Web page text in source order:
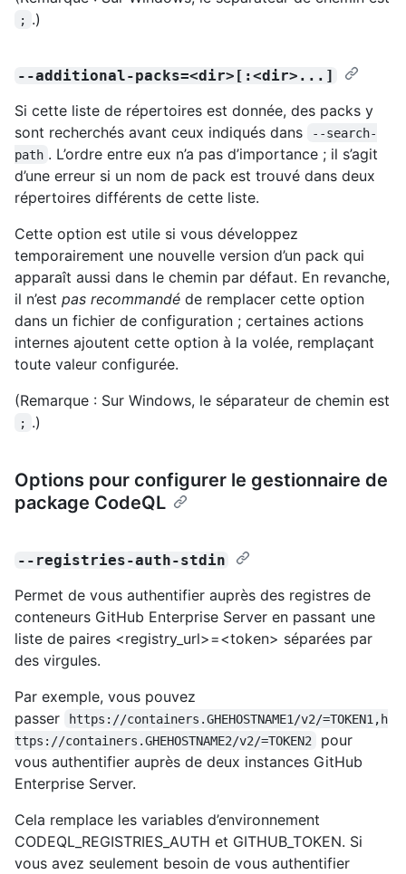
; .)
--additional-packs=<dir>[:<dir>...]
Si cette liste de répertoires est donnée, des packs y
sont recherchés avant ceux indiqués dans
--search-
path . L’ordre entre eux n’a pas d’importance ; il s’agit
d’une erreur si un nom de pack est trouvé dans deux
répertoires différents de cette liste.
Cette option est utile si vous développez
temporairement une nouvelle version d’un pack qui
apparaît aussi dans le chemin par défaut. En revanche,
il n’est pas recommandé de remplacer cette option
dans un fichier de configuration ; certaines actions
internes ajoutent cette option à la volée, remplaçant
toute valeur configurée.
(Remarque : Sur Windows, le séparateur de chemin est
; .)
Options pour configurer le gestionnaire de
package CodeQL
--registries-auth-stdin
Permet de vous authentifier auprès des registres de
conteneurs GitHub Enterprise Server en passant une
liste de paires <registry_url>=<token> séparées par
des virgules.
Par exemple, vous pouvez
passer
https://containers.GHEHOSTNAME1/v2/=TOKEN1,h
ttps://containers.GHEHOSTNAME2/v2/=TOKEN2
pour
vous authentifier auprès de deux instances GitHub
Enterprise Server.
Cela remplace les variables d’environnement
CODEQL_REGISTRIES_AUTH et GITHUB_TOKEN. Si
vous avez seulement besoin de vous authentifier